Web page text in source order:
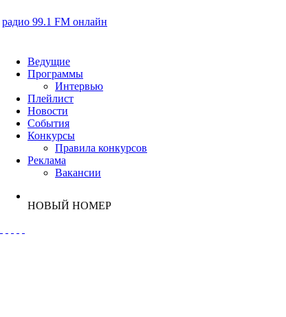
радио 99.1 FM онлайн
Ведущие
Программы
Интервью
Плейлист
Новости
События
Конкурсы
Правила конкурсов
Реклама
Вакансии
НОВЫЙ НОМЕР